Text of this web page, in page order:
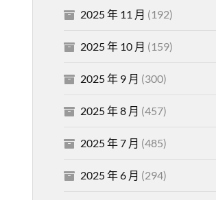
2025 年 11 月 (192)
2025 年 10 月 (159)
2025 年 9 月 (300)
2025 年 8 月 (457)
2025 年 7 月 (485)
2025 年 6 月 (294)